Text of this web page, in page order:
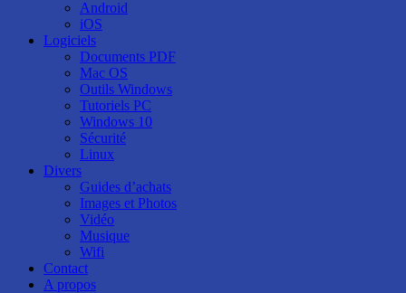
Android
iOS
Logiciels
Documents PDF
Mac OS
Outils Windows
Tutoriels PC
Windows 10
Sécurité
Linux
Divers
Guides d’achats
Images et Photos
Vidéo
Musique
Wifi
Contact
A propos